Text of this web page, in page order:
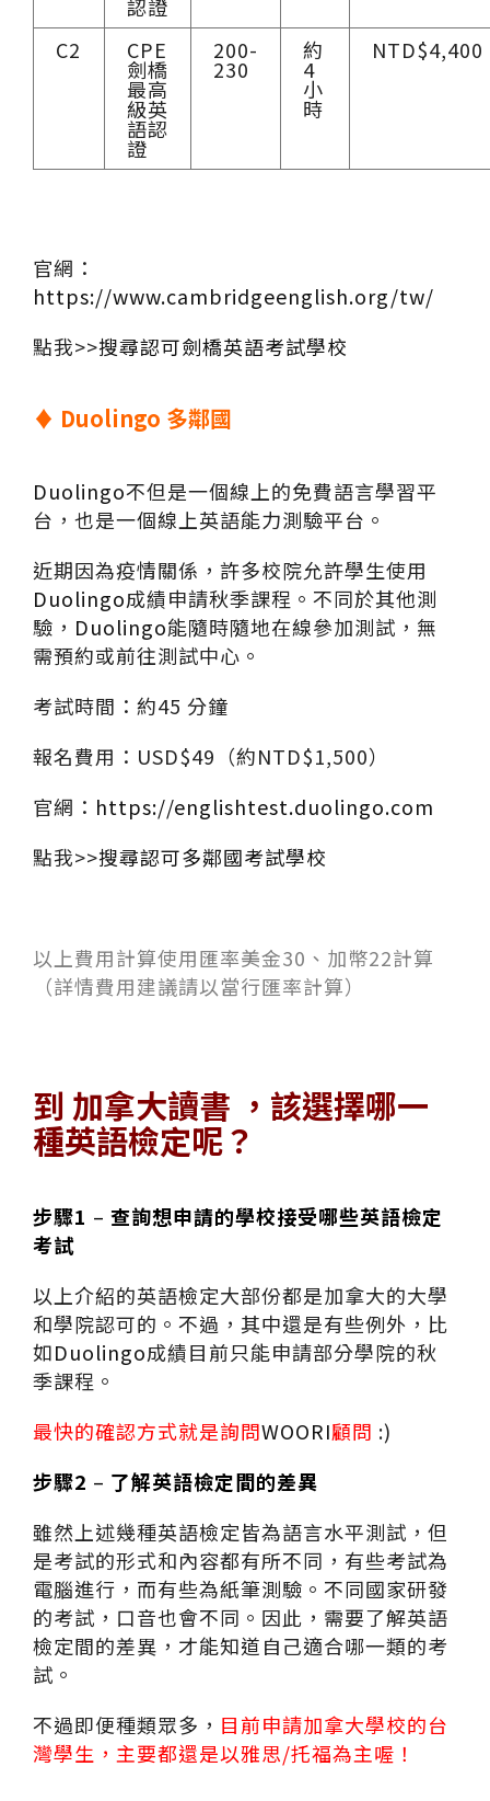
認證
C2 CPE
劍橋
最高
級英
語認
證
200-
230
約
4
小
時
NTD$4,400
官網：
https://www.cambridgeenglish.org/tw/
點我>>搜尋認可劍橋英語考試學校
♦ Duolingo 多鄰國
Duolingo不但是一個線上的免費語言學習平
台，也是一個線上英語能力測驗平台。
近期因為疫情關係，許多校院允許學生使用
Duolingo成績申請秋季課程。不同於其他測
驗， Duolingo能隨時隨地在線參加測試，無
需預約或前往測試中心。
考試時間：約45 分鐘
報名費用：USD$49（約NTD$1,500）
官網： https://englishtest.duolingo.com
點我>>搜尋認可多鄰國考試學校
以上費用計算使用匯率美金30、加幣22計算
（詳情費用建議請以當行匯率計算）
到 加拿大讀書 ，該選擇哪一
種英語檢定呢？
步驟1 – 查詢想申請的學校接受哪些英語檢定
考試
以上介紹的英語檢定大部份都是加拿大的大學
和學院認可的。不過，其中還是有些例外，比
如Duolingo成績目前只能申請部分學院的秋
季課程。
最快的確認方式就是詢問WOORI顧問 :)
步驟2 – 了解英語檢定間的差異
雖然上述幾種英語檢定皆為語言水平測試，但
是考試的形式和內容都有所不同，有些考試為
電腦進行，而有些為紙筆測驗。不同國家研發
的考試，口音也會不同。因此，需要了解英語
檢定間的差異，才能知道自己適合哪一類的考
試。
不過即便種類眾多， 目前申請加拿大學校的台
灣學生，主要都還是以雅思/托福為主喔！